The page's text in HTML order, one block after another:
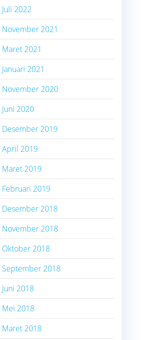
Juli 2022
November 2021
Maret 2021
Januari 2021
November 2020
Juni 2020
Desember 2019
April 2019
Maret 2019
Februari 2019
Desember 2018
November 2018
Oktober 2018
September 2018
Juni 2018
Mei 2018
Maret 2018